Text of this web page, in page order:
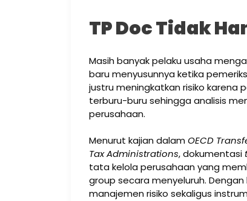
TP Doc Tidak
Masih banyak pelaku usaha
baru menyusunnya ketika
justru meningkatkan risiko karena
terburu-buru sehingga analisis
perusahaan.
Menurut kajian dalamOECD
Tax Administrations, dokumentasi
tata kelola perusahaan yang
group secara menyeluruh.
manajemen risiko sekaligus